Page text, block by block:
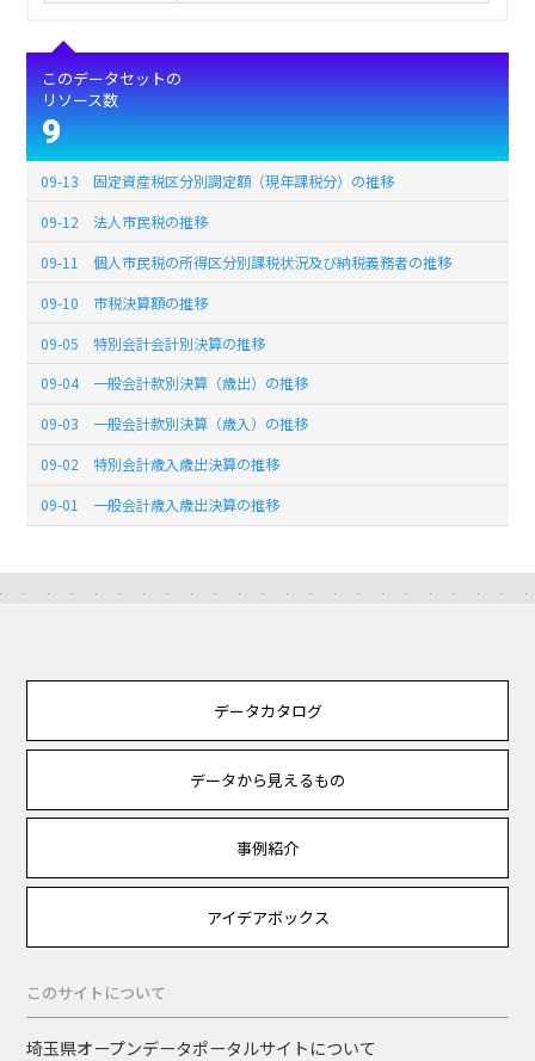
このデータセットの
リソース数
9
09-13 固定資産税区分別調定額（現年課税分）の推移
09-12 法人市民税の推移
09-11 個人市民税の所得区分別課税状況及び納税義務者の推移
09-10 市税決算額の推移
09-05 特別会計会計別決算の推移
09-04 一般会計款別決算（歳出）の推移
09-03 一般会計款別決算（歳入）の推移
09-02 特別会計歳入歳出決算の推移
09-01 一般会計歳入歳出決算の推移
データカタログ
データから見えるもの
事例紹介
アイデアボックス
このサイトについて
埼玉県オープンデータポータルサイトについて